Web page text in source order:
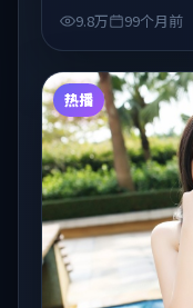
9.8万 99个月前
热播